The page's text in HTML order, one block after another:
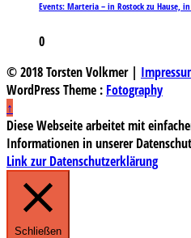
Events: Marteria – in Rostock zu Hause,
0
© 2018 Torsten Volkmer |
WordPress Theme : Fotography
↑
Diese Webseite arbeitet mit
Informationen in unserer
Link zur Datenschutzerklärung
Schließen